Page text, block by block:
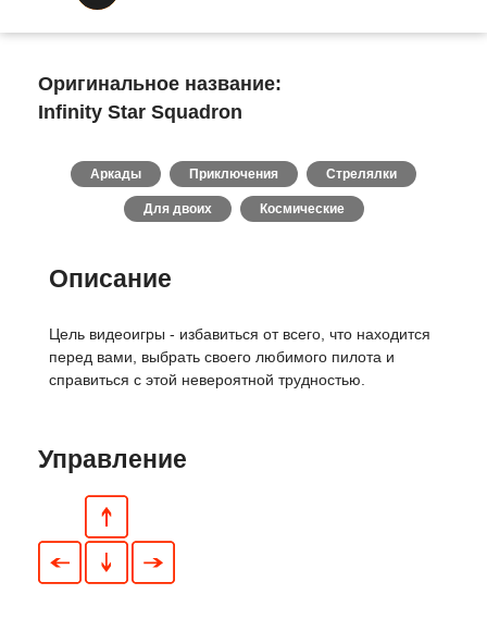
Оригинальное название:
Infinity Star Squadron
Аркады Приключения Стрелялки
Для двоих Космические
Описание
Цель видеоигры - избавиться от всего, что находится
перед вами, выбрать своего любимого пилота и
справиться с этой невероятной трудностью.
Управление